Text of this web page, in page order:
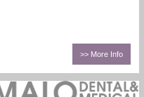
>> More Info